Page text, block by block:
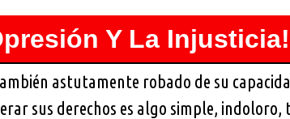
Y La Injusticia!
astutamente robado de su
sus derechos es algo simple,